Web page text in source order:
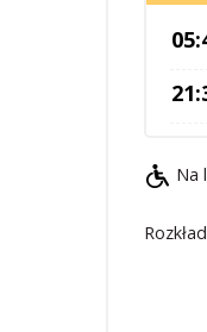
Na